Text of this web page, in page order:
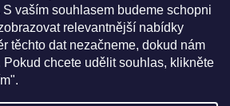
vaším souhlasem budeme schopni
relevantnější nabídky
těchto dat nezačneme, dokud nám
chcete udělit souhlas, klikněte